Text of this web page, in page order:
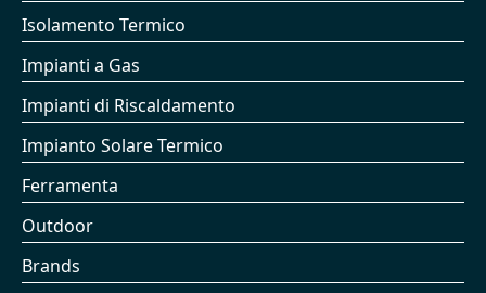
Isolamento Termico
Impianti a Gas
Impianti di Riscaldamento
Impianto Solare Termico
Ferramenta
Outdoor
Brands